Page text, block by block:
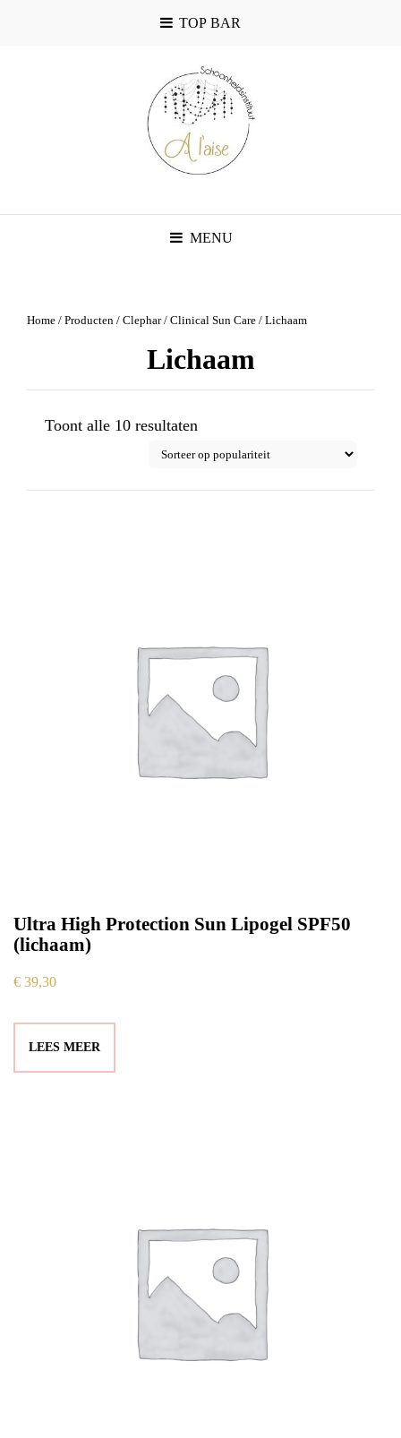
TOP BAR
MENU
Home / Producten / Clephar/ Clinical Sun Care / Lichaam
Lichaam
Toont alle 10 resultaten
op
Ultra High Protection Sun Lipogel SPF50
(lichaam)
€ 39,30
LEES MEER